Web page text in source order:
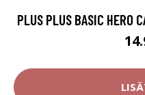
PLUS PLUS BASIC HERO